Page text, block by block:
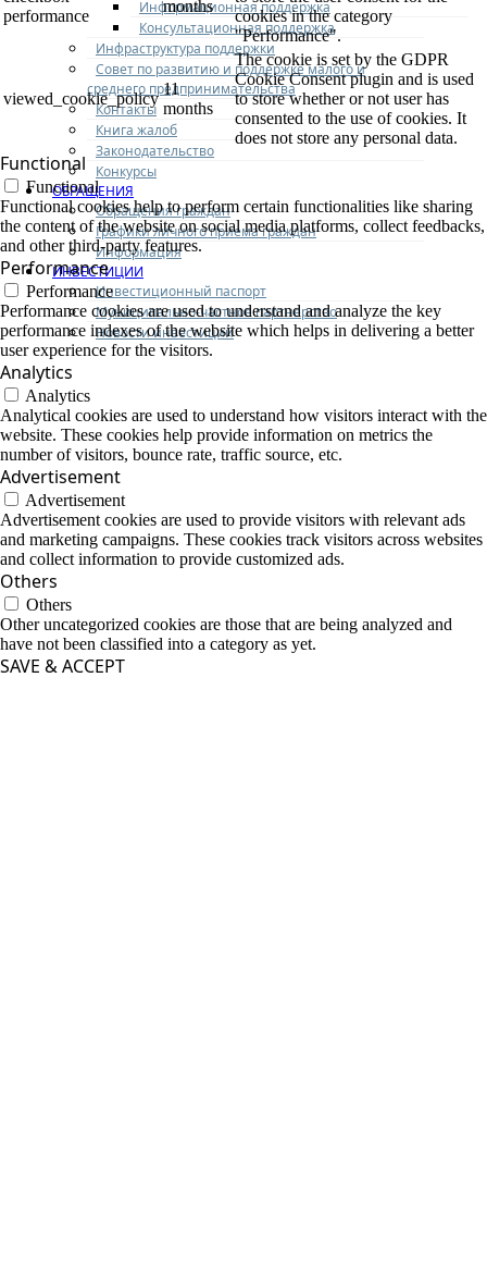
Информационная поддержка
Консультационная поддержка
Инфраструктура поддержки
Совет по развитию и поддержке малого и
среднего предпринимательства
Контакты
Книга жалоб
Законодательство
Конкурсы
ОБРАЩЕНИЯ
Обращения граждан
Графики личного приема граждан
Информация
ИНВЕСТИЦИИ
Инвестиционный паспорт
Муниципально-частное партнерство
Новости инвестиций
performance
months
cookies in the category
"Performance".
viewed_cookie_policy
11
months
The cookie is set by the GDPR
Cookie Consent plugin and is used
to store whether or not user has
consented to the use of cookies. It
does not store any personal data.
Functional
Functional
Functional cookies help to perform certain functionalities like sharing
the content of the website on social media platforms, collect feedbacks,
and other third-party features.
Performance
Performance
Performance cookies are used to understand and analyze the key
performance indexes of the website which helps in delivering a better
user experience for the visitors.
Analytics
Analytics
Analytical cookies are used to understand how visitors interact with the
website. These cookies help provide information on metrics the
number of visitors, bounce rate, traffic source, etc.
Advertisement
Advertisement
Advertisement cookies are used to provide visitors with relevant ads
and marketing campaigns. These cookies track visitors across websites
and collect information to provide customized ads.
Others
Others
Other uncategorized cookies are those that are being analyzed and
have not been classified into a category as yet.
SAVE & ACCEPT